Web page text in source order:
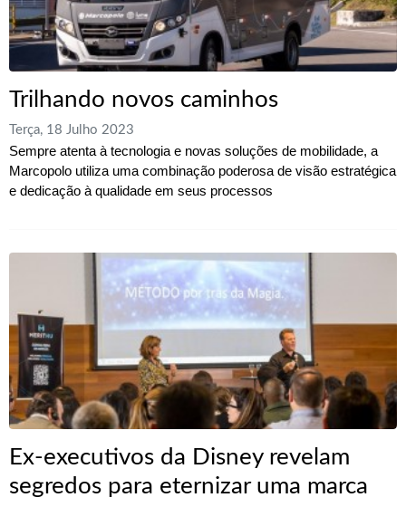
Trilhando novos caminhos
Terça, 18 Julho 2023
Sempre atenta à tecnologia e novas soluções de mobilidade, a
Marcopolo utiliza uma combinação poderosa de visão estratégica
e dedicação à qualidade em seus processos
Ex-executivos da Disney revelam
segredos para eternizar uma marca